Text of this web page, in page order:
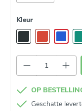
Kleur
OP
Geschatte